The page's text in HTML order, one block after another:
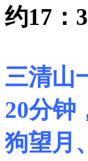
约17：
三清山
20分钟
狗望月